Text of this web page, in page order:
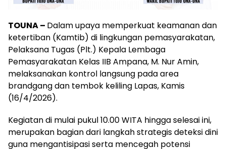
TOUNA – Dalam upaya memperkuat keamanan dan
ketertiban (Kamtib) di lingkungan pemasyarakatan,
Pelaksana Tugas (Plt.) Kepala Lembaga
Pemasyarakatan Kelas IIB Ampana, M. Nur Amin,
melaksanakan kontrol langsung pada area
brandgang dan tembok keliling Lapas, Kamis
(16/4/2026).
Kegiatan di mulai pukul 10.00 WITA hingga selesai ini,
merupakan bagian dari langkah strategis deteksi dini
guna mengantisipasi serta mencegah potensi